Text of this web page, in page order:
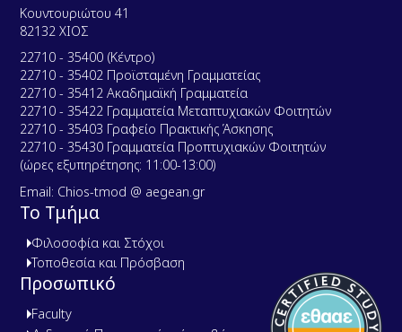
Κουντουριώτου 41
82132 ΧΙΟΣ
22710 - 35400 (Κέντρο)
22710 - 35402 Προϊσταμένη Γραμματείας
22710 - 35412 Ακαδημαϊκή Γραμματεία
22710 - 35422 Γραμματεία Μεταπτυχιακών Φοιτητών
22710 - 35403 Γραφείο Πρακτικής Άσκησης
22710 - 35430 Γραμματεία Προπτυχιακών Φοιτητών
(ώρες εξυπηρέτησης: 11:00-13:00)
Email: Chios-tmod @ aegean.gr
Το Τμήμα
Φιλοσοφία και Στόχοι
Τοποθεσία και Πρόσβαση
Προσωπικό
Faculty